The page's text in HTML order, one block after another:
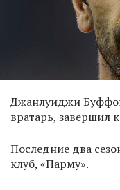
Джанлуиджи
вратарь, завершил
Последние два
клуб, «Парму».